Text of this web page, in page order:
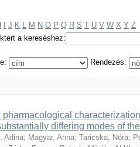
J K L M N O P Q R S T U V W X Y Z
a kereséshez:
Rendezés:
pharmacological
differing modes of
Adina; Magyar, Anna; Taricska, Nóra;